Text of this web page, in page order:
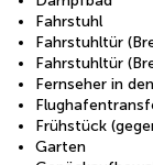
Fahrstuhl
Fahrstuhltür
Fahrstuhltür
Fernseher in
Frühstück
Garten